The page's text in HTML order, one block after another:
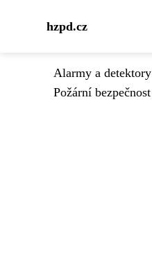
hzpd.cz
Alarmy a detektory
Požární bezpečnost